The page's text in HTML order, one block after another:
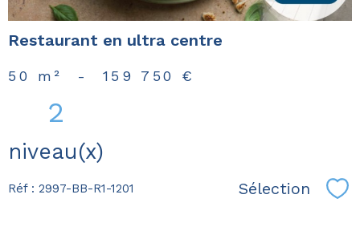
Restaurant en ultra centre
50 m² - 159 750 €
2
niveau(x)
Réf : 2997-BB-R1-1201 Sélection